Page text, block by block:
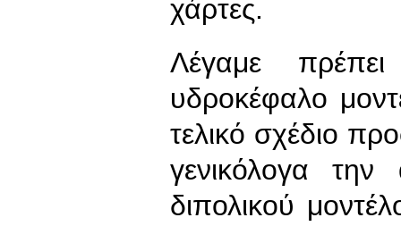
χάρτες.
Λέγαμε
υδροκέφαλο
τελικό σχέδιο
γενικόλογα
διπολικού